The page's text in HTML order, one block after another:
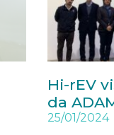
Hi-rEV
da
25/01/2024